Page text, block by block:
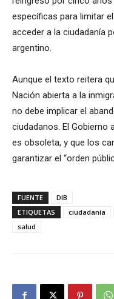
específicas para limitar
acceder a la ciudadanía
argentino.
Aunque el texto reitera
Nación abierta a la
no debe implicar el
ciudadanos. El Gobierno
es obsoleta, y que los
garantizar el “orden
FUENTE
DIB
ETIQUETAS
ciudadanía
salud